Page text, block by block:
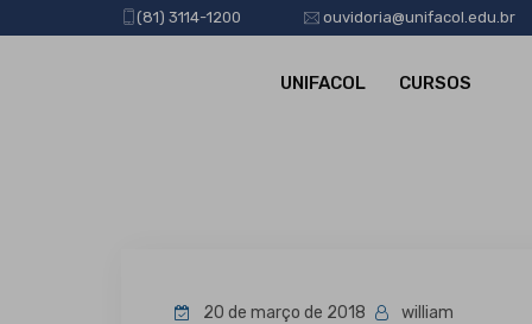
(81) 3114-1200 ouvidoria@unifacol.edu.br
UNIFACOL CURSOS
20 de março de 2018 william